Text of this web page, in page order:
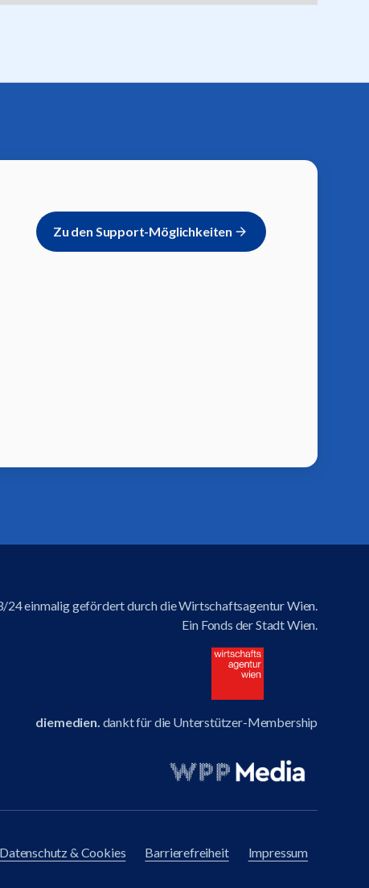
Zu den Support-Möglichkeiten
24 einmalig gefördert durch die Wirtschaftsagentur Wien.
Ein Fonds der Stadt Wien.
diemedien. dankt für die Unterstützer-Membership
Datenschutz & Cookies Barrierefreiheit Impressum